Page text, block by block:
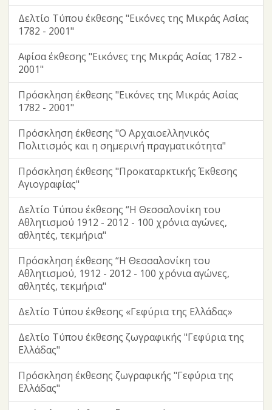
Δελτίο Τύπου έκθεσης "Εικόνες της Μικράς Ασίας
1782 - 2001"
Αφίσα έκθεσης "Εικόνες της Μικράς Ασίας 1782 -
2001"
Πρόσκληση έκθεσης "Εικόνες της Μικράς Ασίας
1782 - 2001"
Πρόσκληση έκθεσης "Ο Αρχαιοελληνικός
Πολιτισμός και η σημερινή πραγματικότητα"
Πρόσκληση έκθεσης "Προκαταρκτικής Έκθεσης
Αγιογραφίας"
Δελτίο Τύπου έκθεσης “Η Θεσσαλονίκη του
Αθλητισμού 1912 - 2012 - 100 χρόνια αγώνες,
αθλητές, τεκμήρια"
Πρόσκληση έκθεσης “Η Θεσσαλονίκη του
Αθλητισμού, 1912 - 2012 - 100 χρόνια αγώνες,
αθλητές, τεκμήρια"
Δελτίο Τύπου έκθεσης «Γεφύρια της Ελλάδας»
Δελτίο Τύπου έκθεσης ζωγραφικής "Γεφύρια της
Ελλάδας"
Πρόσκληση έκθεσης ζωγραφικής "Γεφύρια της
Ελλάδας"